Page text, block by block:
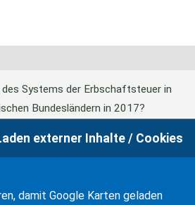
des Systems der Erbschaftsteuer in
Bundesländern in 2017?
Güterrecht verabschiedet
externer Inhalte / Cookies
damit Google Karten geladen